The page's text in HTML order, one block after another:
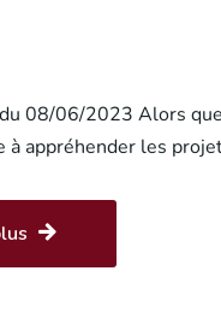
08/06/2023 Alors
à appréhender les